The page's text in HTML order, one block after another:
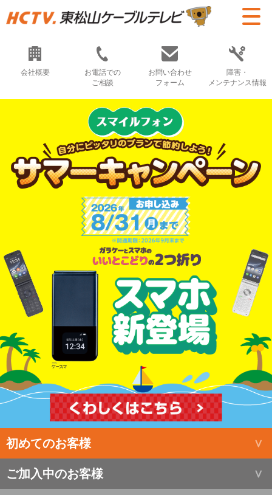
会社概要
お電話での
ご相談
お問い合わせ
フォーム
障害・
メンテナンス情報
初めてのお客様
ご加入中のお客様